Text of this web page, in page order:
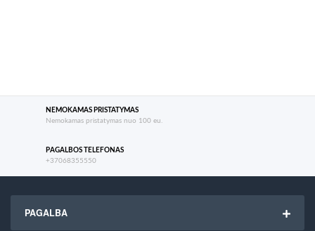
NEMOKAMAS PRISTATYMAS
Nemokamas pristatymas nuo 100 eu.
PAGALBOS TELEFONAS
+37068355550
PAGALBA